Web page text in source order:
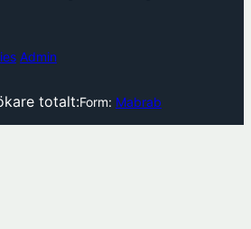
Admin
totalt:Form: Mabrab